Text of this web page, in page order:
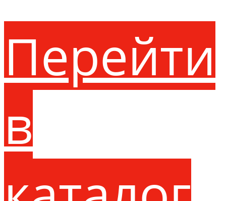
Перейти
в